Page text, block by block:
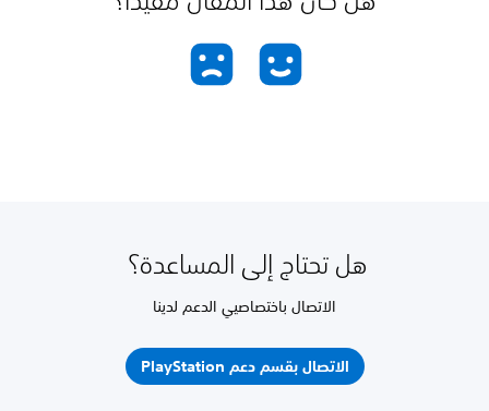
هل تحتاج إلى المساعدة؟
الاتصال باختصاصيي الدعم لدينا
الاتصال بقسم دعم PlayStation